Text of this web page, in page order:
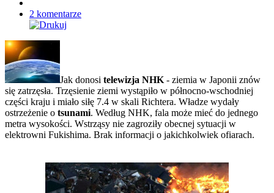
2 komentarze
Jak donosi telewizja NHK - ziemia w Japonii znów
się zatrzęsła. Trzęsienie ziemi wystąpiło w północno-wschodniej
części kraju i miało siłę 7.4 w skali Richtera. Władze wydały
ostrzeżenie o tsunami. Według NHK, fala może mieć do jednego
metra wysokości. Wstrząsy nie zagroziły obecnej sytuacji w
elektrowni Fukishima. Brak informacji o jakichkolwiek ofiarach.